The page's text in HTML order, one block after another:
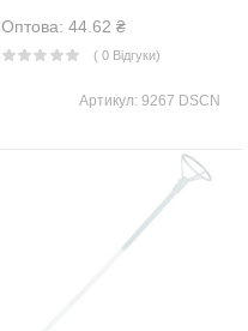
Оптова: 44.62 ₴
( 0 Відгуки)
Артикул: 9267 DSCN